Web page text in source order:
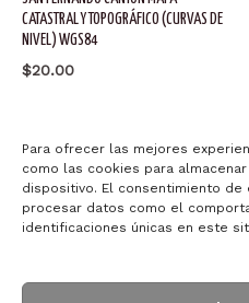
Para ofrecer las mejores
como las cookies para
dispositivo. El consentimiento
procesar datos como el
identificaciones únicas en este
CATASTRAL Y TOPOGRÁFICO (CURVAS DE
NIVEL) WGS84
$20.00